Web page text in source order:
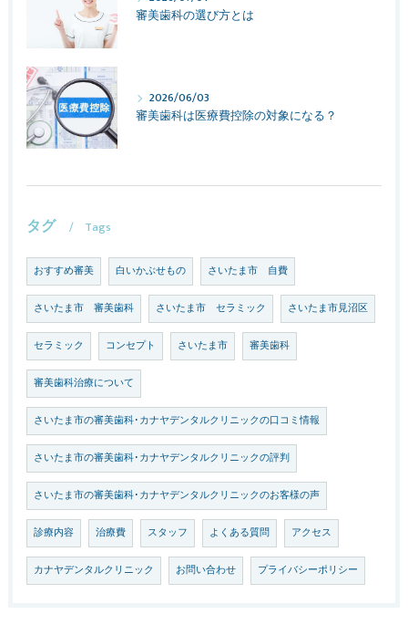
審美歯科の選び方とは
2026/06/03
審美歯科は医療費控除の対象になる？
タグ Tags
おすすめ審美 白いかぶせもの さいたま市 自費
さいたま市 審美歯科 さいたま市 セラミック さいたま市見沼区
セラミック コンセプト さいたま市 審美歯科
審美歯科治療について
さいたま市の審美歯科･カナヤデンタルクリニックの口コミ情報
さいたま市の審美歯科･カナヤデンタルクリニックの評判
さいたま市の審美歯科･カナヤデンタルクリニックのお客様の声
診療内容 治療費 スタッフ よくある質問 アクセス
カナヤデンタルクリニック お問い合わせ プライバシーポリシー